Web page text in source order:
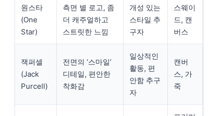
원스타
(One
Star)
측면 별 로고, 좀
더 캐주얼하고
스트릿한 느낌
개성 있는
스타일 추
구자
스웨이
드, 캔
버스
잭퍼셀
(Jack
Purcell)
전면의 ‘스마일’
디테일, 편안한
착화감
일상적인
활동, 편
안함 추구
자
캔버
스, 가
죽